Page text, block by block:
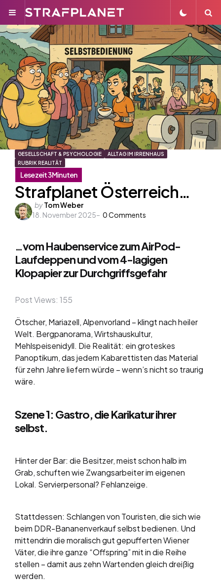
Menu
GESELLSCHAFT & PSYCHOLOGIE
ALLTAG IM IRRENHAUS
RUBRIK REALITÄT
Strafplanet Österreich…
Posted
by
byTom Weber
18. November 2025
0Comments
…vom Haubenservice zum AirPod-
Laufdeppen und vom 4-lagigen
Klopapier zur Durchgriffsgefahr
Post Views: 155
Ötscher, Mariazell, Alpenvorland – klingt nach heiler
Welt. Bergpanorama, Wirtshauskultur,
Mehlspeisenidyll. Die Realität: ein groteskes
Panoptikum, das jedem Kabarettisten das Material
für zehn Jahre liefern würde – wenn’s nicht so traurig
wäre.
Szene 1: Gastro, die Karikatur ihrer
selbst.
Hinter der Bar: die Besitzer, meist schon halb im
Grab, schuften wie Zwangsarbeiter im eigenen
Lokal. Servierpersonal? Fehlanzeige.
Stattdessen: Schlangen von Touristen, die sich wie
beim DDR-Bananenverkauf selbst bedienen. Und
mittendrin die moralisch gut gepufferten Wiener
Väter, die ihre ganze “Offspring” mit in die Reihe
stellen – damit aus zehn Wartenden gleich dreißig
werden.